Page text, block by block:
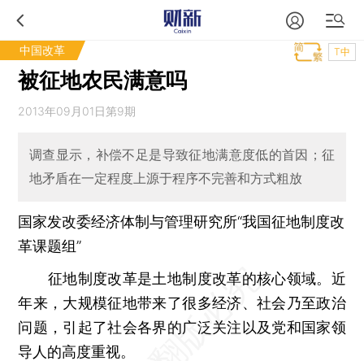
中国改革 T中
被征地农民满意吗
2013年09月01日第9期
调查显示，补偿不足是导致征地满意度低的首因；征
地矛盾在一定程度上源于程序不完善和方式粗放
国家发改委经济体制与管理研究所“我国征地制度改
革课题组”
征地制度改革是土地制度改革的核心领域。近
年来，大规模征地带来了很多经济、社会乃至政治
问题，引起了社会各界的广泛关注以及党和国家领
导人的高度重视。